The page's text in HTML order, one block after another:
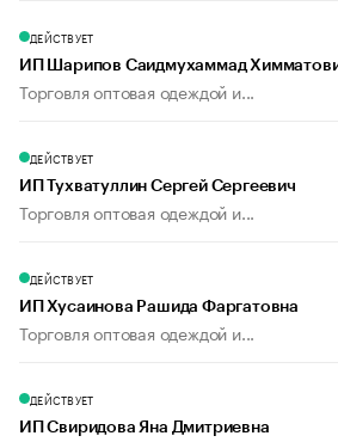
ДЕЙСТВУЕТ
ИП Шарипов Саидмухаммад
Торговля оптовая одеждой и...
ДЕЙСТВУЕТ
ИП Тухватуллин Сергей Сергеевич
Торговля оптовая одеждой и...
ДЕЙСТВУЕТ
ИП Хусаинова Рашида Фаргатовна
Торговля оптовая одеждой и...
ДЕЙСТВУЕТ
ИП Свиридова Яна Дмитриевна